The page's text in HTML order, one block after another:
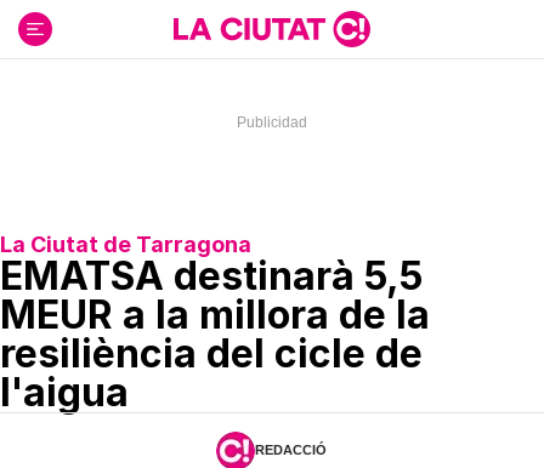
contenido
La Ciutat de Tarragona
EMATSA destinarà 5,5
MEUR a la millora de la
resiliència del cicle de
l'aigua
REDACCIÓ